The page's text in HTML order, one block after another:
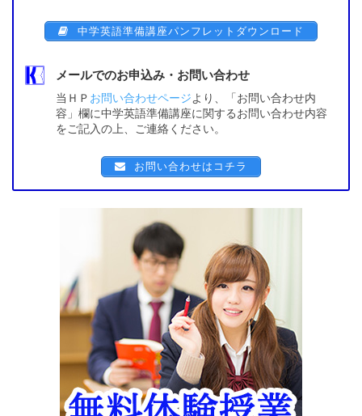
中学英語準備講座パンフレットダウンロード
メールでのお申込み・お問い合わせ
当ＨＰ お問い合わせページより、「お問い合わせ内
容」欄に中学英語準備講座に関するお問い合わせ内容
をご記入の上、ご連絡ください。
お問い合わせはコチラ